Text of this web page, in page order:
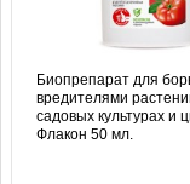
Биопрепарат для
вредителями
садовых культурах и
Флакон 50 мл.